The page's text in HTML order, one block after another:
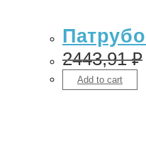
2443,91₽
Add to cart